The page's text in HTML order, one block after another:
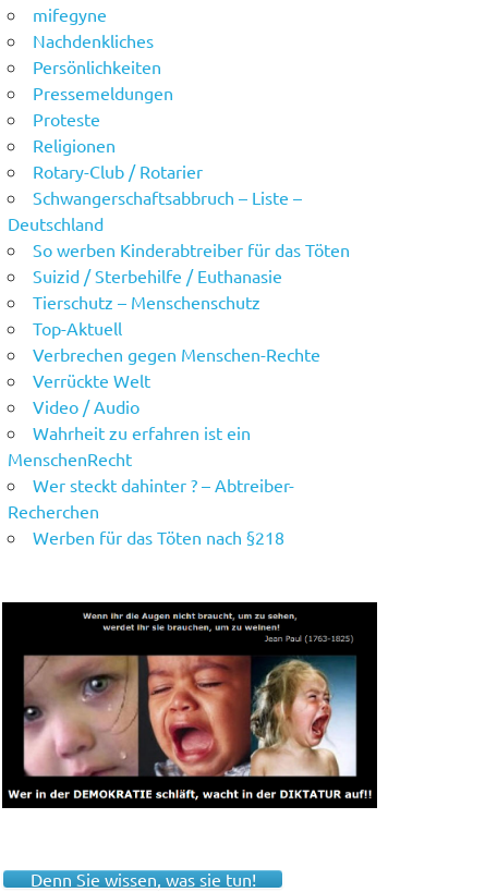
mifegyne
Nachdenkliches
Persönlichkeiten
Pressemeldungen
Proteste
Religionen
Rotary-Club / Rotarier
Schwangerschaftsabbruch – Liste –
Deutschland
So werben Kinderabtreiber für das Töten
Suizid / Sterbehilfe / Euthanasie
Tierschutz – Menschenschutz
Top-Aktuell
Verbrechen gegen Menschen-Rechte
Verrückte Welt
Video / Audio
Wahrheit zu erfahren ist ein
MenschenRecht
Wer steckt dahinter ? – Abtreiber-
Recherchen
Werben für das Töten nach §218
Denn Sie wissen, was sie tun!